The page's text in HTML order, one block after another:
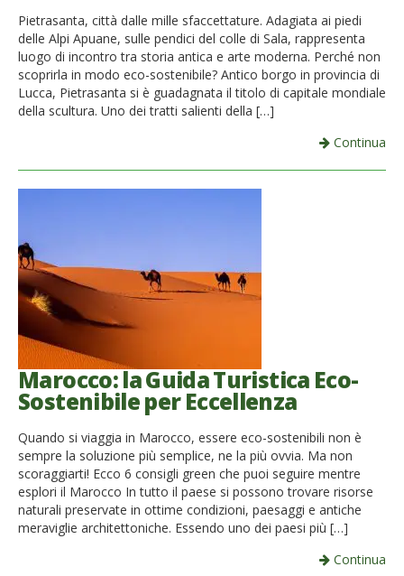
Pietrasanta, città dalle mille sfaccettature. Adagiata ai piedi
delle Alpi Apuane, sulle pendici del colle di Sala, rappresenta
luogo di incontro tra storia antica e arte moderna. Perché non
scoprirla in modo eco-sostenibile? Antico borgo in provincia di
Lucca, Pietrasanta si è guadagnata il titolo di capitale mondiale
della scultura. Uno dei tratti salienti della […]
Continua
Marocco: la Guida Turistica Eco-
Sostenibile per Eccellenza
Quando si viaggia in Marocco, essere eco-sostenibili non è
sempre la soluzione più semplice, ne la più ovvia. Ma non
scoraggiarti! Ecco 6 consigli green che puoi seguire mentre
esplori il Marocco In tutto il paese si possono trovare risorse
naturali preservate in ottime condizioni, paesaggi e antiche
meraviglie architettoniche. Essendo uno dei paesi più […]
Continua